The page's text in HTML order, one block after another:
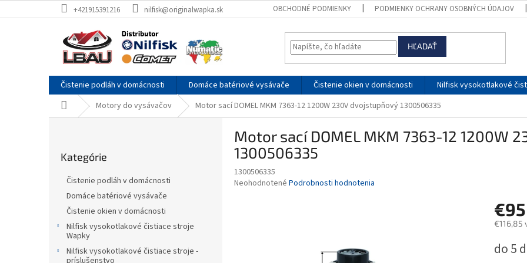
na
+421915391216 nilfisk@originalwapka.sk OBCHODNÉ PODMIENKY PODMIENKY OCHRANY OSOBNÝCH ÚDAJOV
HĽADAŤ
Čistenie podláh v domácnosti Domáce batériové vysávače Čistenie okien v domácnosti Nilfisk vysokotlakové
DomovMotory do vysávačov Motor sací DOMEL MKM 7363-12 1200W 230V dvojstupňový 1300506335
kategórie
Kategórie
Čistenie podláh v domácnosti
Domáce batériové vysávače
Čistenie okien v domácnosti
Nilfisk vysokotlakové čistiace stroje
Wapky
Nilfisk vysokotlakové čistiace stroje -
príslušenstvo
Motor sací DOMEL MKM 7363-12 1200W
1300506335
1300506335
Priemerné
Neohodnotené Podrobnosti hodnotenia
€95
€116,85
cena:
do 5